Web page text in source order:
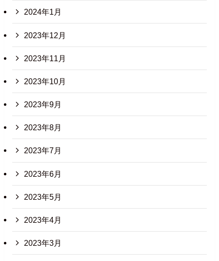
2024年1月
2023年12月
2023年11月
2023年10月
2023年9月
2023年8月
2023年7月
2023年6月
2023年5月
2023年4月
2023年3月